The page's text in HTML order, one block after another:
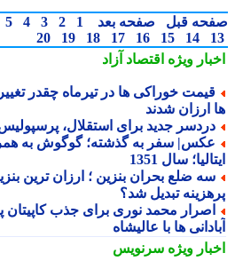
قبل صفحه بعد 1
2
3
4
5
6
14
15
16
17
18
19
20
ویژهاقتصاد آزاد
خوراکی ها در تیرماه چقدر تغییر
ارزان شدند
جدید برای استقلال، پرسپولیس و
سفر به گذشته؛ گوگوش به همراه
سال 1351
ضلع بحران بنزین ؛ ارزان ترین
تبدیل شد؟
محمد نوری برای جذب کاپیتان
ها با عالیشاه
ویژهسرنویس